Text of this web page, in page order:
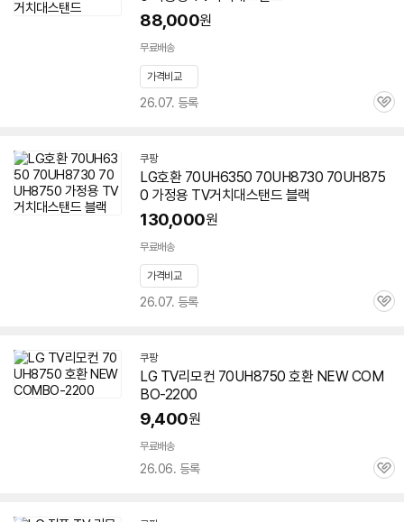
88,000원
무료배송
가격비교
26.07. 등록
관
쿠팡
LG호환 70UH6350 70UH8730 70UH875
0 가정용 TV거치대스탠드 블랙
130,000원
무료배송
가격비교
26.07. 등록
관
쿠팡
LG TV리모컨 70UH8750 호환 NEW COM
BO-2200
9,400원
무료배송
26.06. 등록
관